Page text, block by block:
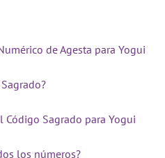
de Agesta para Yogui
Código Sagrado para Yogui
los números?